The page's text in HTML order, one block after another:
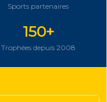
Sports partenaires
150+
Trophées depuis 2008